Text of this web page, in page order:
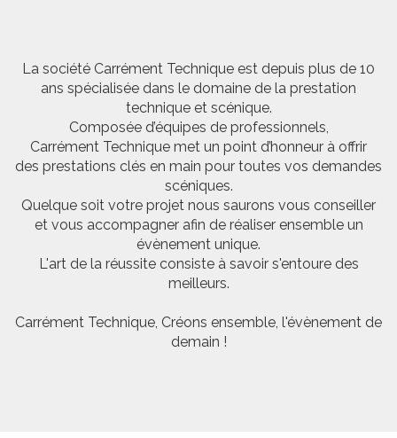
La société Carrément Technique est depuis plus de 10
ans spécialisée dans le domaine de la prestation
technique et scénique.
Composée d’équipes de professionnels,
Carrément Technique met un point d’honneur à offrir
des prestations clés en main pour toutes vos demandes
scéniques.
Quelque soit votre projet nous saurons vous conseiller
et vous accompagner afin de réaliser ensemble un
évènement unique.
L'art de la réussite consiste à savoir s'entoure des
meilleurs.
Carrément Technique, Créons ensemble, l'évènement de
demain !